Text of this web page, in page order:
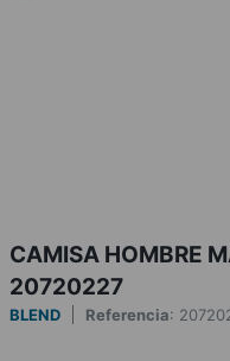
CAMISA HOMBRE
20720227
BLEND Referencia: